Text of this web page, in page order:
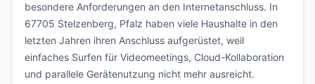
besondere Anforderungen an den Internetanschluss. In
67705 Stelzenberg, Pfalz haben viele Haushalte in den
letzten Jahren ihren Anschluss aufgerüstet, weil
einfaches Surfen für Videomeetings, Cloud-Kollaboration
und parallele Gerätenutzung nicht mehr ausreicht.